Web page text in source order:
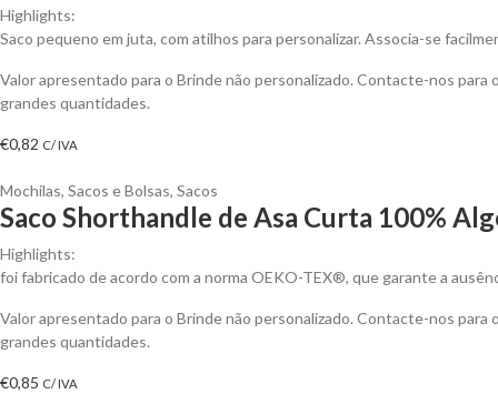
Highlights:
Saco pequeno em juta, com atilhos para personalizar. Associa-se
Valor apresentado para o Brinde não personalizado. Contacte-nos
grandes quantidades.
€0,82 C/ IVA
Mochilas, Sacos e Bolsas, Sacos
Saco Shorthandle de Asa Curta 100%
Highlights:
foi fabricado de acordo com a norma OEKO-TEX®, que garante a
Valor apresentado para o Brinde não personalizado. Contacte-nos
grandes quantidades.
€0,85 C/ IVA